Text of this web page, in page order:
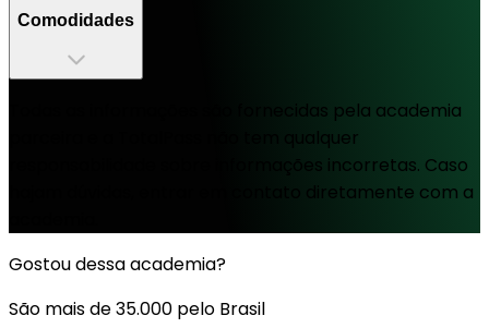
Comodidades
Todas as informações são fornecidas pela academia
parceira e a TotalPass não tem qualquer
responsabilidade sobre informações incorretas. Caso
hajam dúvidas, entrar em contato diretamente com a
Gostou dessa academia?
São mais de 35.000 pelo Brasil